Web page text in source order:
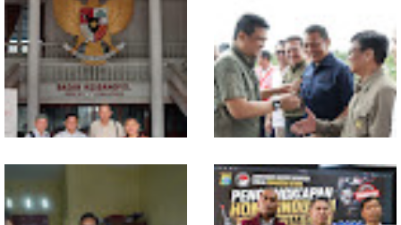
MIO Indonesia Sumut Resmi
Daftarkan Organisasi ke
Komisi D DPRDSU Ikut Gubsu
Bobby Nasution Berkantor di